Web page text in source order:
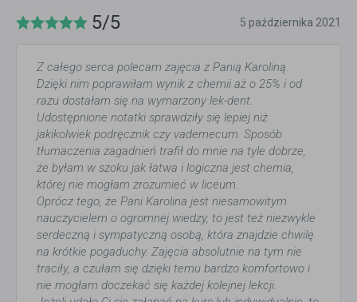
5/5 5 października 2021
Z całego serca polecam zajęcia z Panią Karoliną.
Dzięki nim poprawiłam wynik z chemii aż o 25% i od
razu dostałam się na wymarzony lek-dent.
Udostępnione notatki sprawdziły się lepiej niż
jakikolwiek podręcznik czy vademecum. Sposób
tłumaczenia zagadnień trafił do mnie na tyle dobrze,
że byłam w szoku jak łatwa i logiczna jest chemia,
której nie mogłam zrozumieć w liceum.
Oprócz tego, że Pani Karolina jest niesamowitym
nauczycielem o ogromnej wiedzy, to jest też niezwykle
serdeczną i sympatyczną osobą, która znajdzie chwilę
na krótkie pogaduchy. Zajęcia absolutnie na tym nie
traciły, a czułam się dzięki temu bardzo komfortowo i
nie mogłam doczekać się każdej kolejnej lekcji.